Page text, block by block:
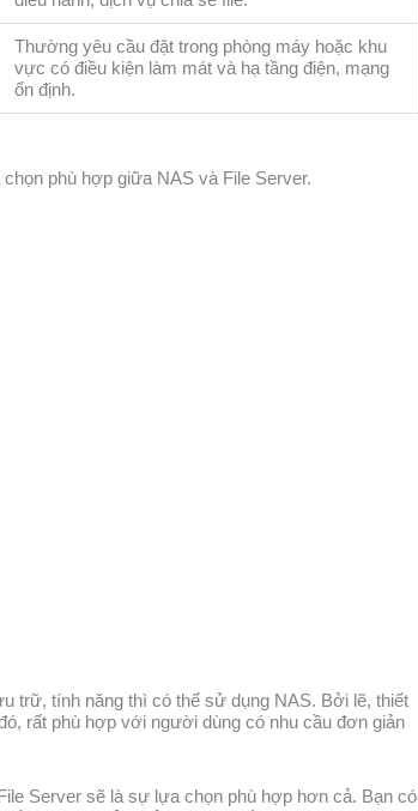
Thường yêu cầu đặt trong phòng máy hoặc khu
vực có điều kiện làm mát và hạ tầng điện, mạng
ổn định.
phù hợp giữa NAS và File Server.
trữ, tính năng thì có thể sử dụng NAS. Bởi lẽ, thiết
rất phù hợp với người dùng có nhu cầu đơn giản
Server sẽ là sự lựa chọn phù hợp hơn cả. Bạn có